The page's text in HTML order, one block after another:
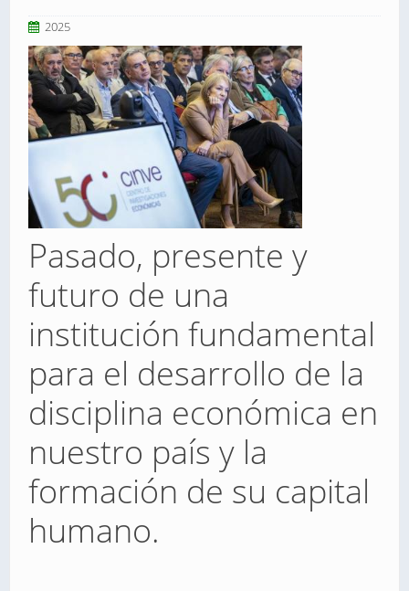
2025
Pasado, presente y
futuro de una
institución fundamental
para el desarrollo de la
disciplina económica en
nuestro país y la
formación de su capital
humano.